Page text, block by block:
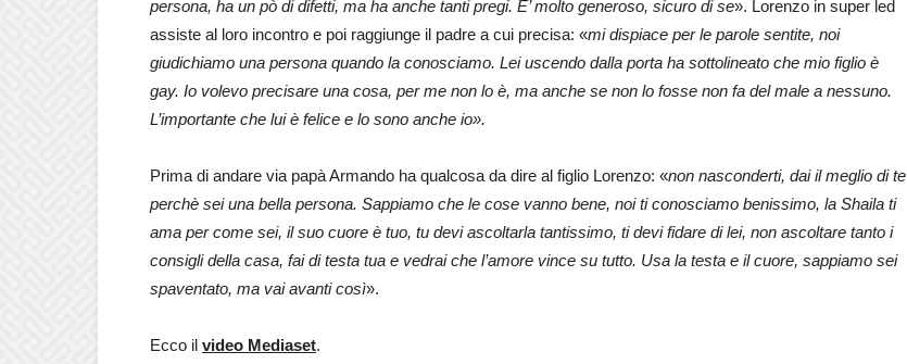
persona, ha un pò di difetti, ma ha anche tanti pregi. E’ molto generoso, sicuro di se». Lorenzo in super led
assiste al loro incontro e poi raggiunge il padre a cui precisa: «mi dispiace per le parole sentite, noi
giudichiamo una persona quando la conosciamo. Lei uscendo dalla porta ha sottolineato che mio figlio è
gay. Io volevo precisare una cosa, per me non lo è, ma anche se non lo fosse non fa del male a nessuno.
L’importante che lui è felice e lo sono anche io».
Prima di andare via papà Armando ha qualcosa da dire al figlio Lorenzo: «non nasconderti, dai il meglio di te
perchè sei una bella persona. Sappiamo che le cose vanno bene, noi ti conosciamo benissimo, la Shaila ti
ama per come sei, il suo cuore è tuo, tu devi ascoltarla tantissimo, ti devi fidare di lei, non ascoltare tanto i
consigli della casa, fai di testa tua e vedrai che l’amore vince su tutto. Usa la testa e il cuore, sappiamo sei
spaventato, ma vai avanti così».
Ecco il video Mediaset.